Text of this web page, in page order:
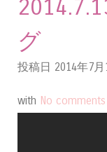
グ
投稿日 2014年7月
with No comments